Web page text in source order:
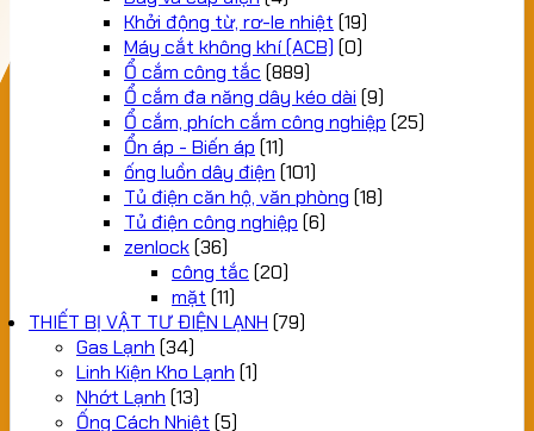
Khởi động từ, rơ-le nhiệt (19)
Máy cắt không khí (ACB) (0)
Ổ cắm công tắc (889)
Ổ cắm đa năng dây kéo dài (9)
Ổ cắm, phích cắm công nghiệp (25)
Ổn áp - Biến áp (11)
ống luồn dây điện (101)
Tủ điện căn hộ, văn phòng (18)
Tủ điện công nghiệp (6)
zenlock(36)
công tắc (20)
mặt (11)
THIẾT BỊ VẬT TƯ ĐIỆN LẠNH (79)
Gas Lạnh (34)
Linh Kiện Kho Lạnh (1)
Nhớt Lạnh (13)
Ống Cách Nhiệt (5)